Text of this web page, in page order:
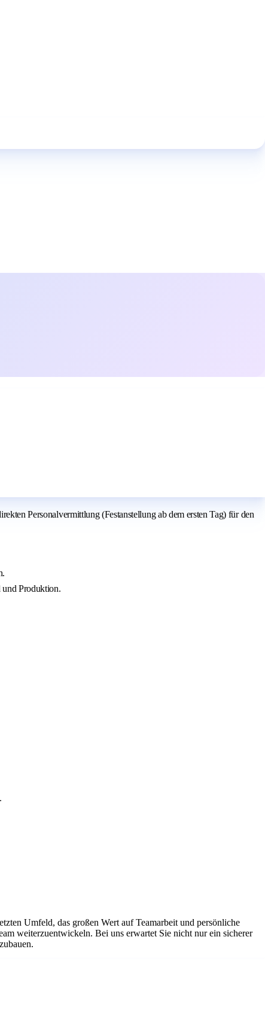
Personalvermittlung (Festanstellung ab dem ersten Tag) für den
und Produktion.
Umfeld, das großen Wert auf Teamarbeit und persönliche
weiterzuentwickeln. Bei uns erwartet Sie nicht nur ein sicherer